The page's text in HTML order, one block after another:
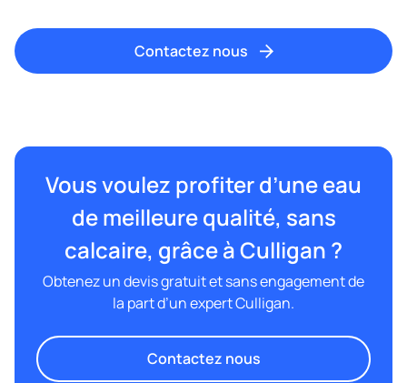
Contactez nous
Vous voulez profiter d’une eau
de meilleure qualité, sans
calcaire, grâce à Culligan ?
Obtenez un devis gratuit et sans engagement de
la part d’un expert Culligan.
Contactez nous